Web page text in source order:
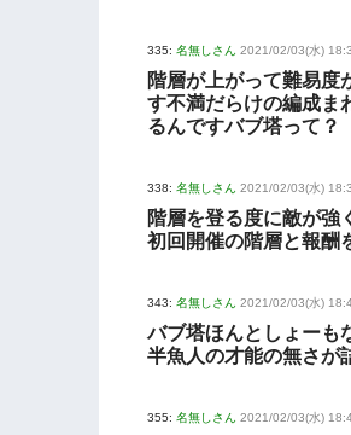
335: 名無しさん 2021/02/03(水)
階層が上がって難易度
す不満だらけの編成ま
るんですバブ塔って？
338: 名無しさん 2021/02/03(水)
階層を登る度に敵が強
初回開催の階層と報酬
343: 名無しさん 2021/02/03(水)
バブ塔ほんとしょーも
半魚人の才能の無さが
355: 名無しさん 2021/02/03(水)